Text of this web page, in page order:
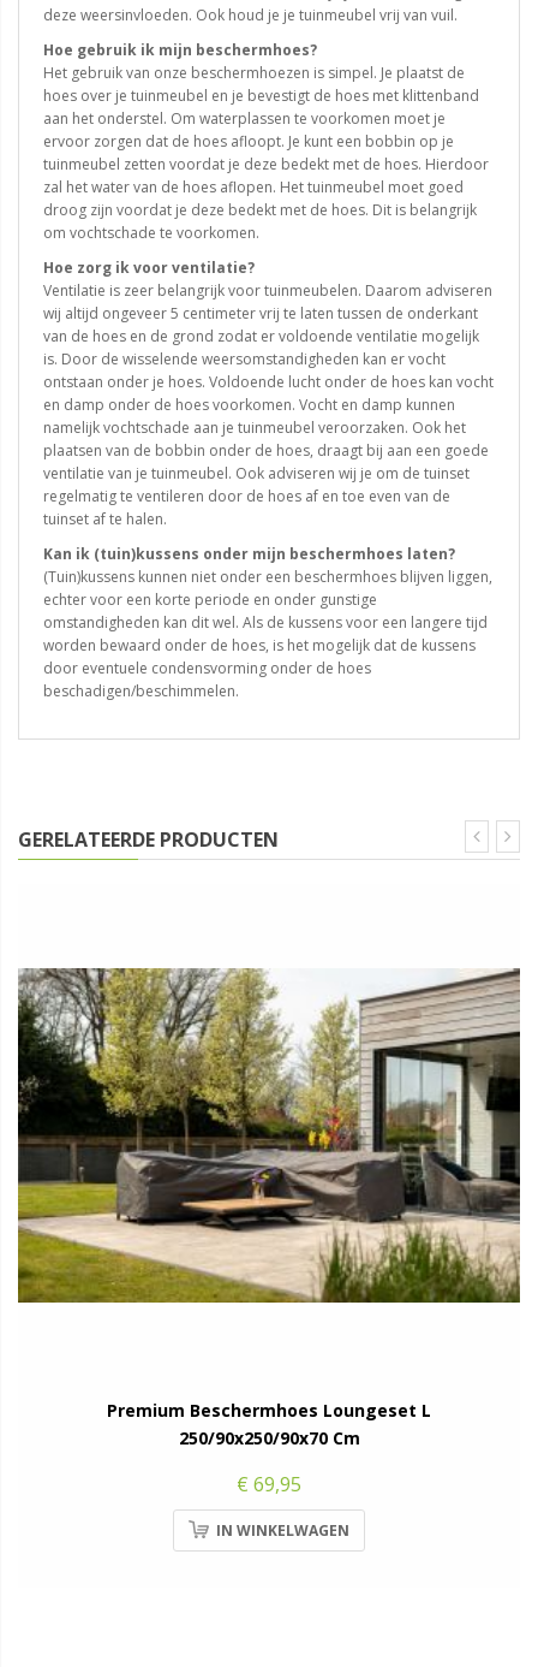
deze weersinvloeden. Ook houd je je tuinmeubel vrij van vuil.
Hoe gebruik ik mijn beschermhoes?
Het gebruik van onze beschermhoezen is simpel. Je plaatst de
hoes over je tuinmeubel en je bevestigt de hoes met klittenband
aan het onderstel. Om waterplassen te voorkomen moet je
ervoor zorgen dat de hoes afloopt. Je kunt een bobbin op je
tuinmeubel zetten voordat je deze bedekt met de hoes. Hierdoor
zal het water van de hoes aflopen. Het tuinmeubel moet goed
droog zijn voordat je deze bedekt met de hoes. Dit is belangrijk
om vochtschade te voorkomen.
Hoe zorg ik voor ventilatie?
Ventilatie is zeer belangrijk voor tuinmeubelen. Daarom adviseren
wij altijd ongeveer 5 centimeter vrij te laten tussen de onderkant
van de hoes en de grond zodat er voldoende ventilatie mogelijk
is. Door de wisselende weersomstandigheden kan er vocht
ontstaan onder je hoes. Voldoende lucht onder de hoes kan vocht
en damp onder de hoes voorkomen. Vocht en damp kunnen
namelijk vochtschade aan je tuinmeubel veroorzaken. Ook het
plaatsen van de bobbin onder de hoes, draagt bij aan een goede
ventilatie van je tuinmeubel. Ook adviseren wij je om de tuinset
regelmatig te ventileren door de hoes af en toe even van de
tuinset af te halen.
Kan ik (tuin)kussens onder mijn beschermhoes laten?
(Tuin)kussens kunnen niet onder een beschermhoes blijven liggen,
echter voor een korte periode en onder gunstige
omstandigheden kan dit wel. Als de kussens voor een langere tijd
worden bewaard onder de hoes, is het mogelijk dat de kussens
door eventuele condensvorming onder de hoes
beschadigen/beschimmelen.
GERELATEERDE PRODUCTEN
Premium Beschermhoes Loungeset L
250/90x250/90x70 Cm
€ 69,95
IN WINKELWAGEN